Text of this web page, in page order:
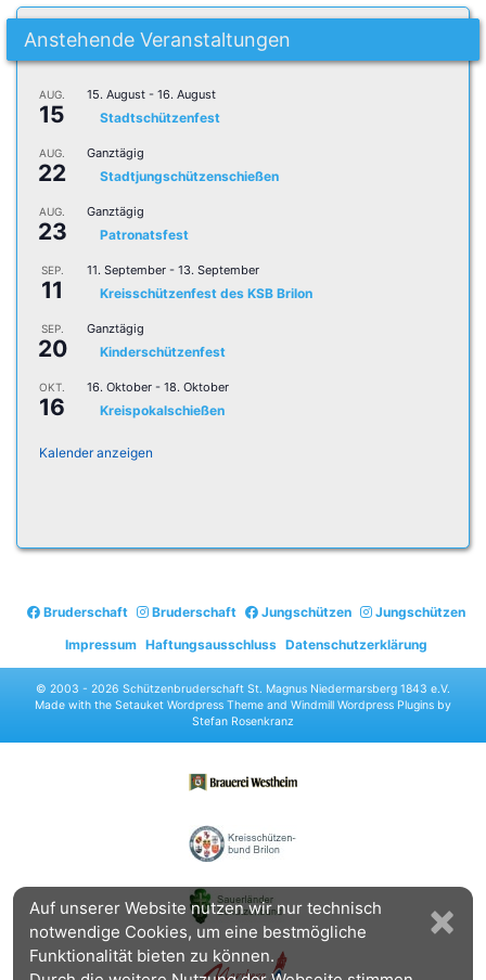
Anstehende Veranstaltungen
AUG.
15
15. August - 16. August
Stadtschützenfest
AUG.
22
Ganztägig
Stadtjungschützenschießen
AUG.
23
Ganztägig
Patronatsfest
SEP.
11
11. September - 13. September
Kreisschützenfest des KSB Brilon
SEP.
20
Ganztägig
Kinderschützenfest
OKT.
16
16. Oktober - 18. Oktober
Kreispokalschießen
Kalender anzeigen
Bruderschaft Bruderschaft Jungschützen
Jungschützen
Impressum Haftungsausschluss Datenschutzerklärung
© 2003 - 2026 Schützenbruderschaft St. Magnus Niedermarsberg 1843 e.V.
Made with the Setauket Wordpress Theme and Windmill Wordpress Plugins by
Stefan Rosenkranz
Auf unserer Website nutzen wir nur technisch
notwendige Cookies, um eine bestmögliche
Funktionalität bieten zu können.
×